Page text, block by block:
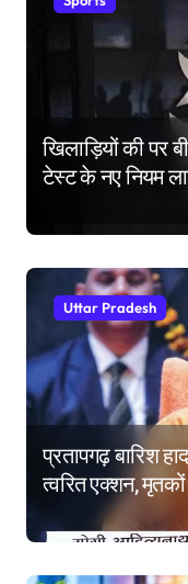
खिलाड़ियों की पर
टेस्ट के नए नियम
Uttar Pradesh
प्रतापगढ़ बारिश
त्वरित एक्शन,
लाख की सहायता,
निर्देश